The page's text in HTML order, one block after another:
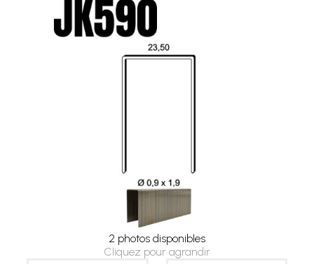
2 photos disponibles
Cliquez pour agrandir